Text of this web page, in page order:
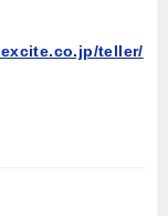
teller/